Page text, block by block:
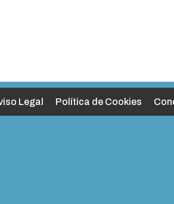
Legal Política de Cookies